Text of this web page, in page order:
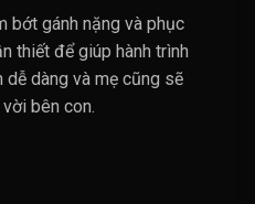
bớt gánh nặng và phục
thiết để giúp hành trình
dàng và mẹ cũng sẽ
bên con.